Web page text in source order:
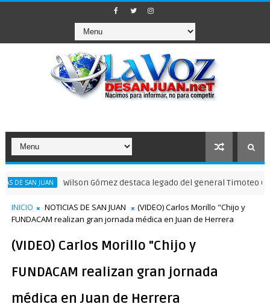
JUAN Wilson Gómez destaca legado del general Timoteo Ogando
INICIO NOTICIAS DE SAN JUAN
(VIDEO) Carlos Morillo "Chijo y
FUNDACAM realizan gran jornada médica en Juan de Herrera
(VIDEO) Carlos Morillo "Chijo y
FUNDACAM realizan gran jornada
médica en Juan de Herrera